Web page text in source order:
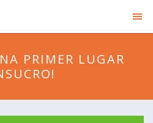
PRIMER LUGAR